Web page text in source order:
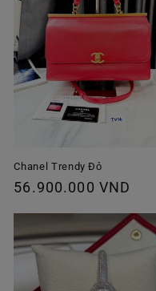
Chanel Trendy Đỏ
Giá
thường
56.900.000 VND